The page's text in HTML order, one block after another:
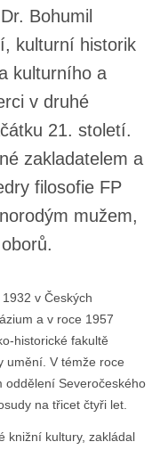
Bohumil
kulturní historik
kulturního a
v druhé
21. století.
zakladatelem a
filosofie FP
mužem,
v Českých
a v roce 1957
historické fakultě
umění. V témže roce
oddělení Severočeského
na třicet čtyři let.
knižní kultury, zakládal